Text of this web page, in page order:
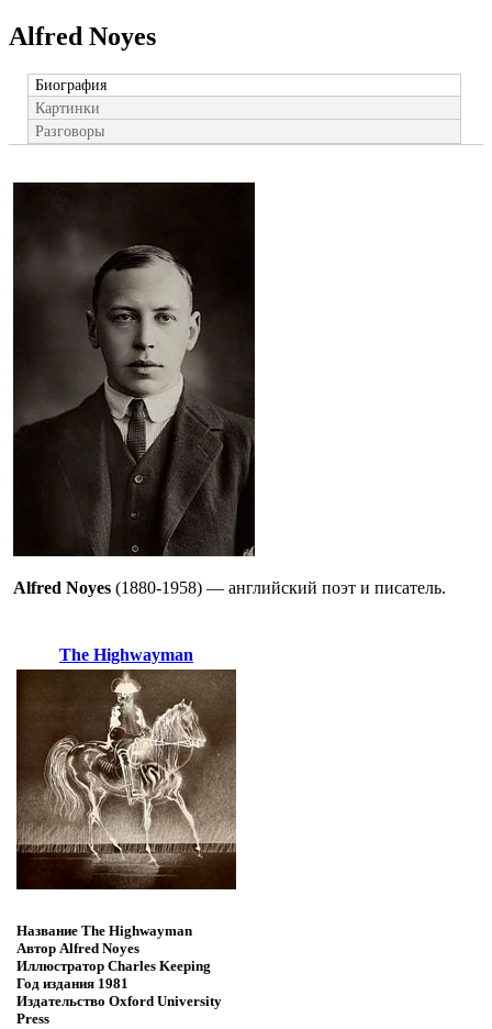
Alfred Noyes
Биография
Картинки
Разговоры
Alfred Noyes (1880-1958) — английский поэт и писатель.
The Highwayman
Название The Highwayman
Автор Alfred Noyes
Иллюстратор Charles Keeping
Год издания 1981
Издательство Oxford University
Press